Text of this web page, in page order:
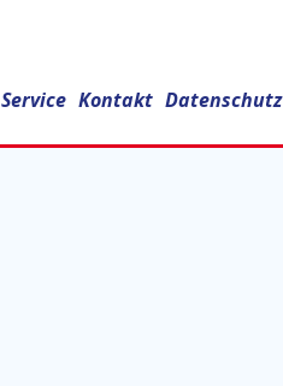
Service Kontakt Datenschutz